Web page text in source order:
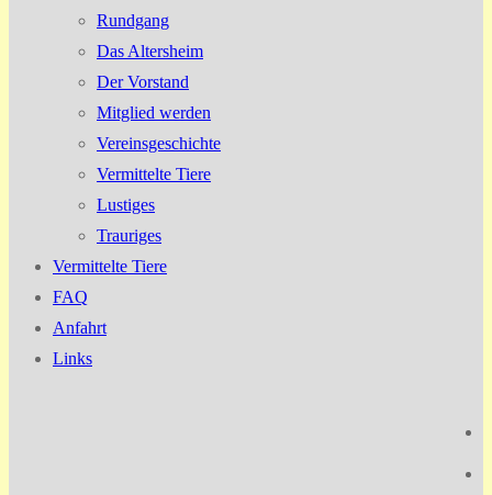
Rundgang
Das Altersheim
Der Vorstand
Mitglied werden
Vereinsgeschichte
Vermittelte Tiere
Lustiges
Trauriges
Vermittelte Tiere
FAQ
Anfahrt
Links